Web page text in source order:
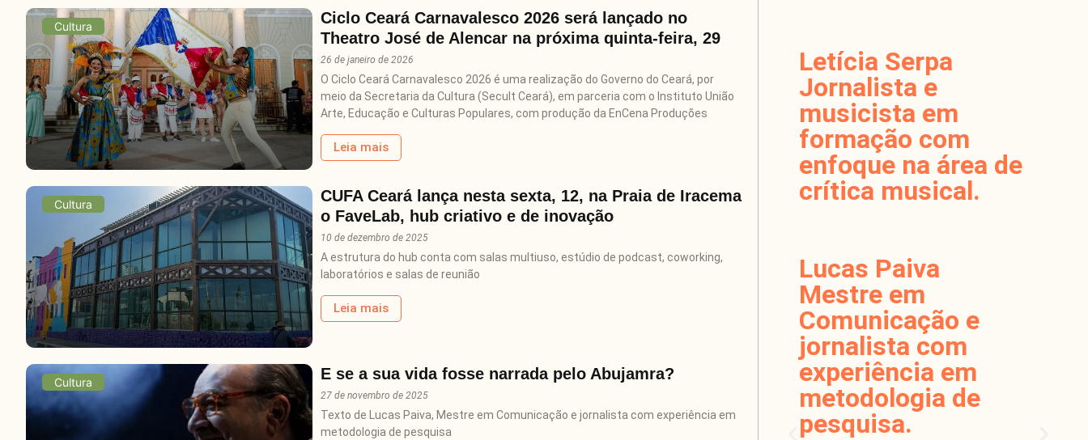
Cultura
Ciclo Ceará Carnavalesco 2026 será lançado no
Theatro José de Alencar na próxima quinta-feira, 29
26 de janeiro de 2026
O Ciclo Ceará Carnavalesco 2026 é uma realização do Governo do Ceará, por
meio da Secretaria da Cultura (Secult Ceará), em parceria com o Instituto União
Arte, Educação e Culturas Populares, com produção da EnCena Produções
Leia mais
Cultura
CUFA Ceará lança nesta sexta, 12, na Praia de Iracema
o FaveLab, hub criativo e de inovação
10 de dezembro de 2025
A estrutura do hub conta com salas multiuso, estúdio de podcast, coworking,
laboratórios e salas de reunião
Leia mais
Cultura E se a sua vida fosse narrada pelo Abujamra?
27 de novembro de 2025
Texto de Lucas Paiva, Mestre em Comunicação e jornalista com experiência em
metodologia de pesquisa
Letícia Serpa
Jornalista e
musicista em
formação com
enfoque na área de
crítica musical.
Lucas Paiva
Mestre em
Comunicação e
jornalista com
experiência em
metodologia de
pesquisa.